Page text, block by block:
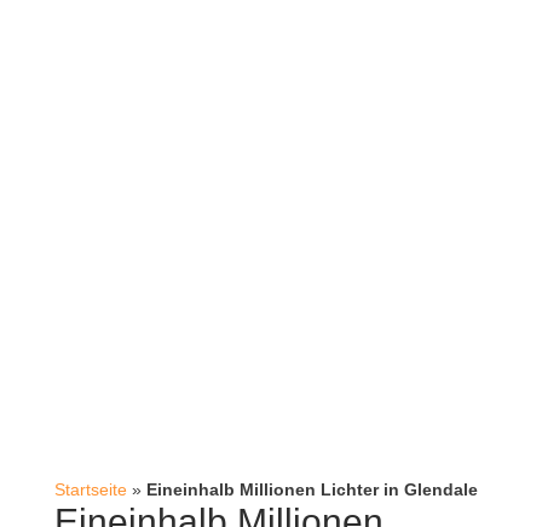
Startseite» Eineinhalb Millionen Lichter in Glendale